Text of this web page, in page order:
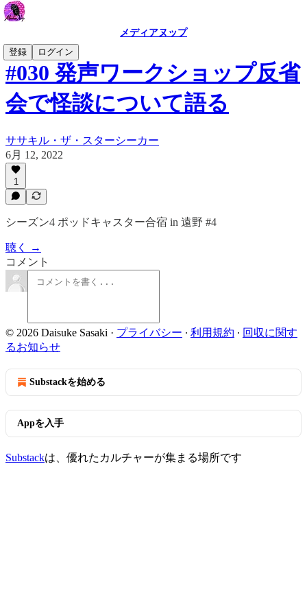
メディアヌップ
登録
ログイン
#030 発声ワークショップ反省
会で怪談について語る
ササキル・ザ・スターシーカー
6月 12, 2022
1
シーズン4 ポッドキャスター合宿 in 遠野 #4
聴く →
コメント
© 2026 Daisuke Sasaki · プライバシー ∙ 利用規約 ∙ 回収に関す
るお知らせ
Substackを始める
Appを入手
Substackは、優れたカルチャーが集まる場所です